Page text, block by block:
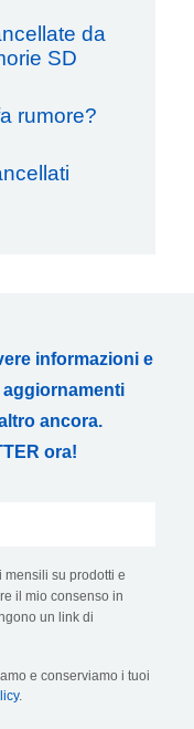
da
SD
rumore?
informazioni e
ancora.
ora!
mensili su prodotti e
il mio consenso in
un link di
e conserviamo i tuoi
.